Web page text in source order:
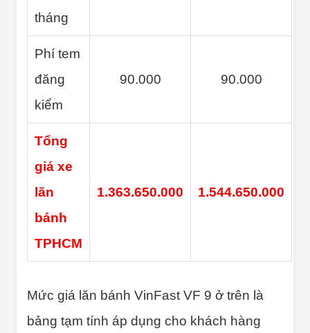
tháng
Phí tem
đăng
kiểm
90.000 90.000
Tổng
giá xe
lăn
bánh
TPHCM
1.363.650.000 1.544.650.000
Mức giá lăn bánh VinFast VF 9 ở trên là
bảng tạm tính áp dụng cho khách hàng